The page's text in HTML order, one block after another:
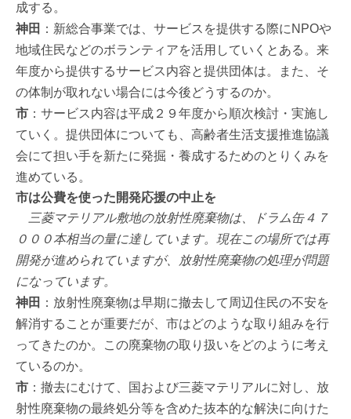
成する。
神田 ：新総合事業では、サービスを提供する際にNPOや
地域住民などのボランティアを活用していくとある。来
年度から提供するサービス内容と提供団体は。また、そ
の体制が取れない場合には今後どうするのか。
市 ：サービス内容は平成２９年度から順次検討・実施し
ていく。提供団体についても、高齢者生活支援推進協議
会にて担い手を新たに発掘・養成するためのとりくみを
進めている。
市は公費を使った開発応援の中止を
三菱マテリアル敷地の放射性廃棄物は、ドラム缶４７
０００本相当の量に達しています。現在この場所では再
開発が進められていますが、放射性廃棄物の処理が問題
になっています。
神田 ：放射性廃棄物は早期に撤去して周辺住民の不安を
解消することが重要だが、市はどのような取り組みを行
ってきたのか。この廃棄物の取り扱いをどのように考え
ているのか。
市 ：撤去にむけて、国および三菱マテリアルに対し、放
射性廃棄物の最終処分等を含めた抜本的な解決に向けた